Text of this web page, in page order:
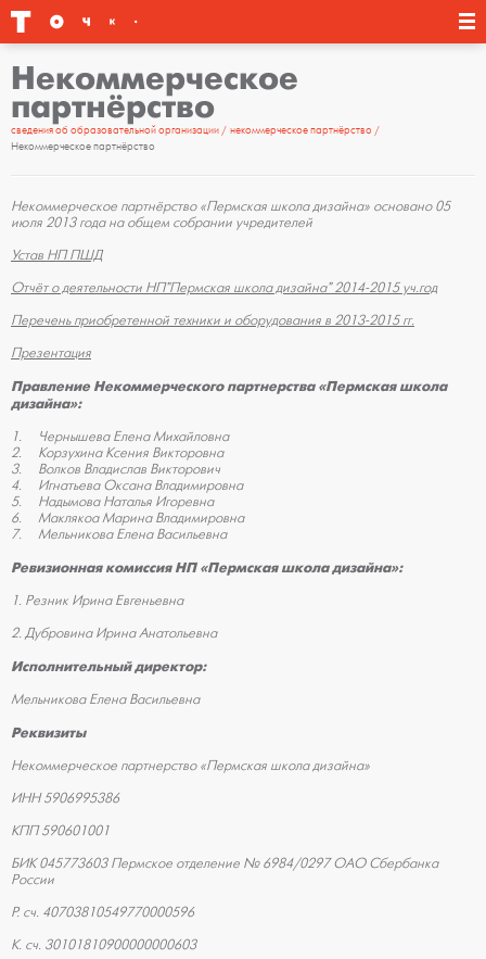
Некоммерческое
партнёрство
сведения об образовательной организации
некоммерческое партнёрство
Некоммерческое партнёрство
Некоммерческое партнёрство «Пермская школа дизайна» основано 05
июля 2013 года на общем собрании учредителей
Устав НП ПШД
Отчёт о деятельности НП"Пермская школа дизайна" 2014-2015 уч.год
Перечень приобретенной техники и оборудования в 2013-2015 гг.
Презентация
Правление Некоммерческого партнерства «Пермская школа
дизайна»:
1. Чернышева Елена Михайловна
2. Корзухина Ксения Викторовна
3. Волков Владислав Викторович
4. Игнатьева Оксана Владимировна
5. Надымова Наталья Игоревна
6. Маклякоа Марина Владимировна
7. Мельникова Елена Васильевна
Ревизионная комиссия НП «Пермская школа дизайна»:
1. Резник Ирина Евгеньевна
2. Дубровина Ирина Анатольевна
Исполнительный директор:
Мельникова Елена Васильевна
Реквизиты
Некоммерческое партнерство «Пермская школа дизайна»
ИНН 5906995386
КПП 590601001
БИК 045773603 Пермское отделение № 6984/0297 ОАО Сбербанка
России
Р. сч. 40703810549770000596
К. сч. 30101810900000000603